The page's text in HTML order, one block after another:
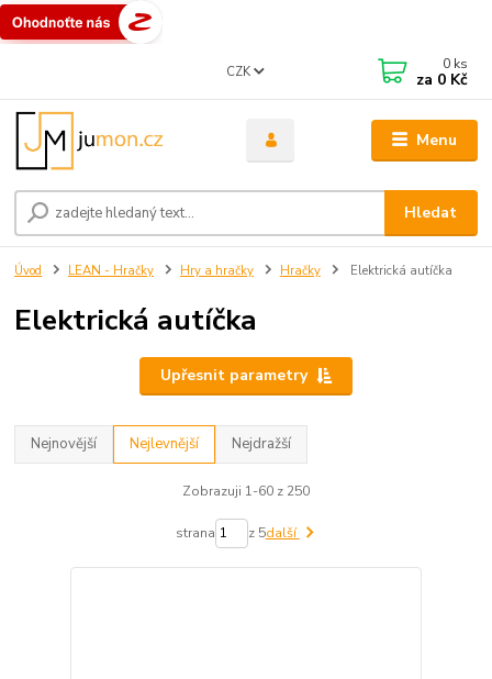
Menu
CZK
Hledat
0 ks
za 0 Kč
Úvod LEAN - Hračky Hry a hračky Hračky Elektrická autíčka
Elektrická autíčka
Upřesnit parametry
Nejnovější Nejlevnější Nejdražší
Zobrazuji 1-60 z 250
strana z 5další